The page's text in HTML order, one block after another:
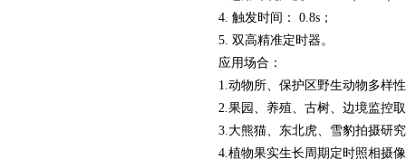
4. 触发时间： 0.8s；
5. 双高精准定时器。
应用场合：
1.动物所、保护区野生动物多样
2.果园、养殖、古树、边境监控
3.大熊猫、东北虎、雪豹拍摄研究
4.植物果实生长周期定时照相摄像